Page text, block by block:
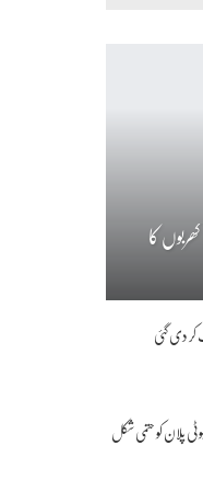
کا
دی گئی
پلان کو حتمی شکل